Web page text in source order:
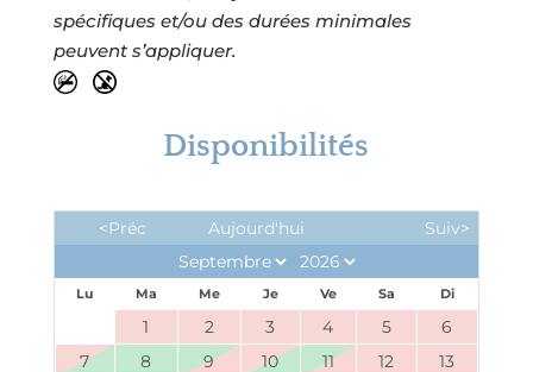
spécifiques et/ou des durées minimales
peuvent s’appliquer.
Disponibilités
<Préc Aujourd'hui Suiv>
Lu Ma Me Je Ve Sa Di
1 2 3 4 5
6
7
8 9 10 11 12
13